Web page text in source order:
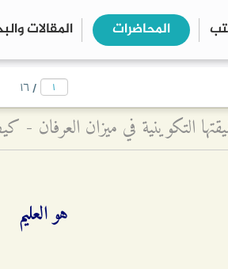
المحاضرات المقالات
search
/ ۱٦
هو العليم